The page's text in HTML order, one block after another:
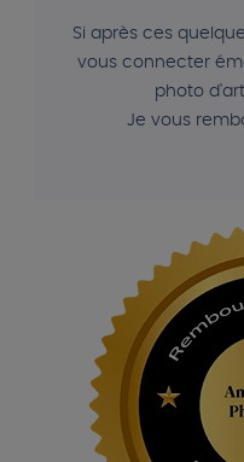
Si après ces
vous connecter
photo
Je vous